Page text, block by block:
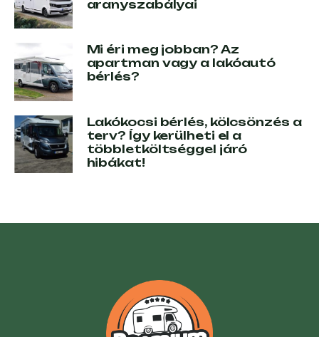
aranyszabályai
Mi éri meg jobban? Az
apartman vagy a lakóautó
bérlés?
Lakókocsi bérlés, kölcsönzés a
terv? Így kerülheti el a
többletköltséggel járó
hibákat!